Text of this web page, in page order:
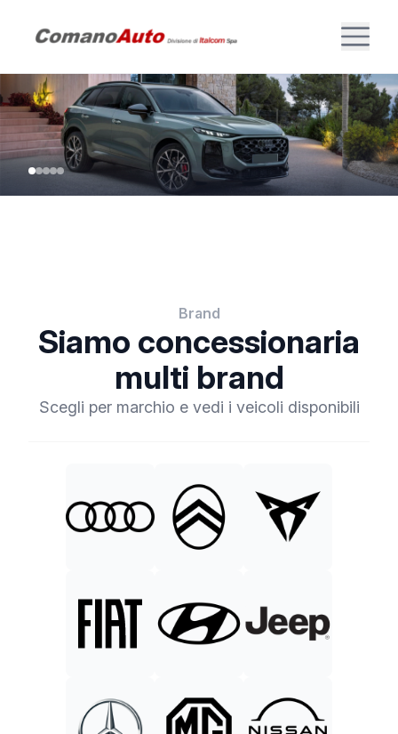
Brand
Siamo concessionaria
multi brand
Scegli per marchio e vedi i veicoli disponibili